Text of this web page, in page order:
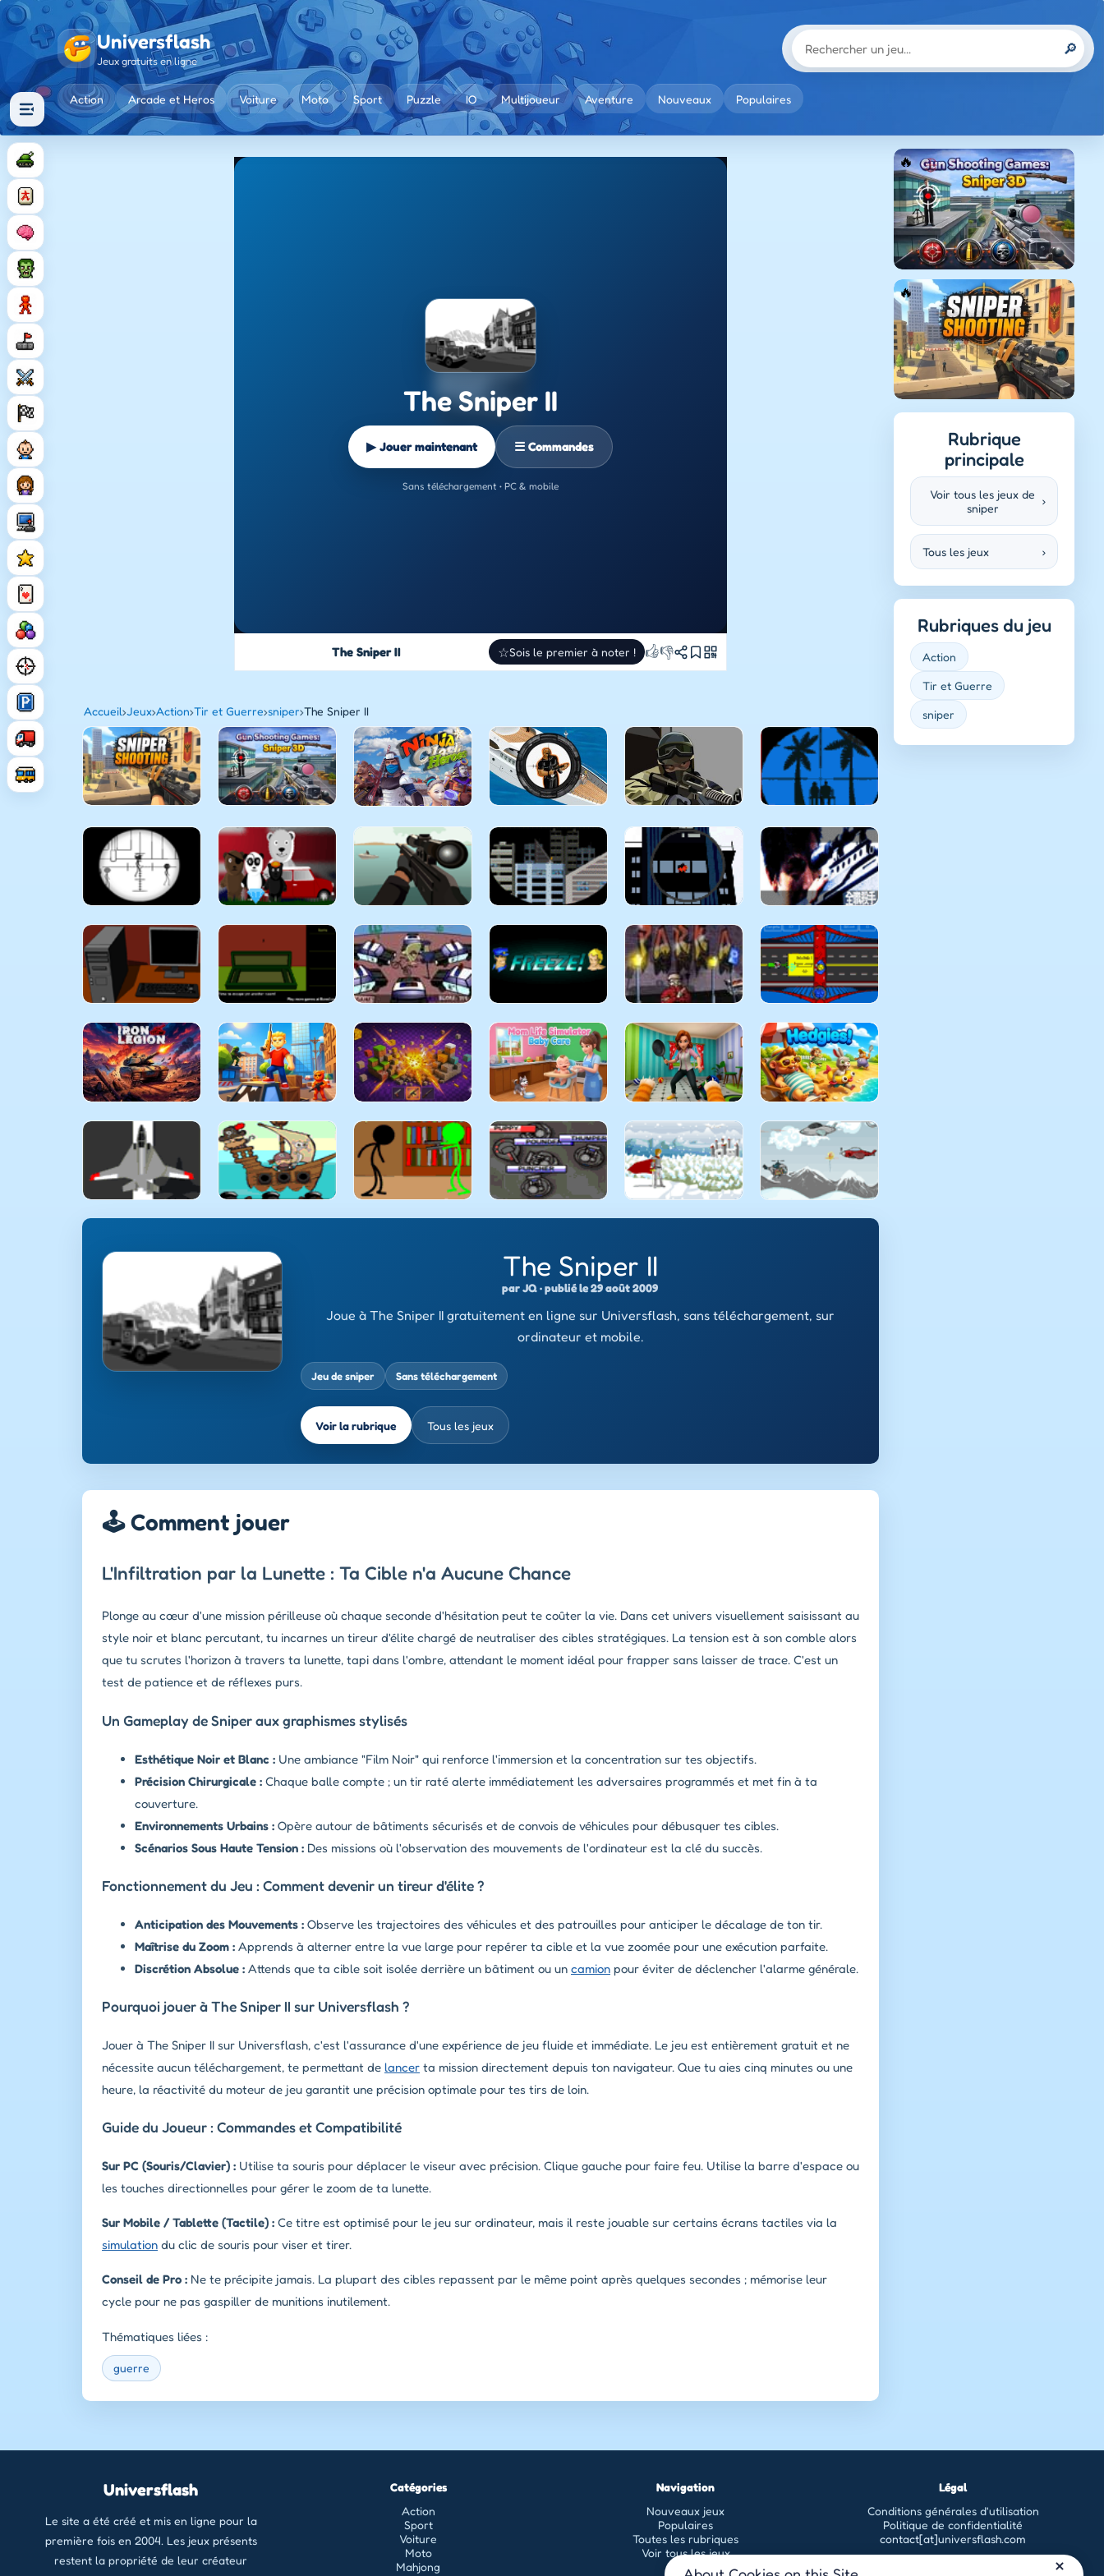
Universflash
Jeux gratuits en ligne
🔎
Action Arcade et Heros Voiture Moto Sport Puzzle IO Multijoueur Aventure Nouveaux Populaires
The Sniper II
▶ Jouer maintenant ☰ Commandes
Sans téléchargement • PC & mobile
The Sniper II ☆Sois le premier à noter ! 👍👎
Accueil›Jeux›Action›Tir et Guerre›sniper›The Sniper II
The Sniper II
par JQ · publié le 29 août 2009
Joue à The Sniper II gratuitement en ligne sur Universflash, sans téléchargement, sur
ordinateur et mobile.
Jeu de sniper Sans téléchargement
Voir la rubrique Tous les jeux
🕹️ Comment jouer
L'Infiltration par la Lunette : Ta Cible n'a Aucune Chance
Plonge au cœur d'une mission périlleuse où chaque seconde d'hésitation peut te coûter la vie. Dans cet univers visuellement saisissant au
style noir et blanc percutant, tu incarnes un tireur d'élite chargé de neutraliser des cibles stratégiques. La tension est à son comble alors
que tu scrutes l'horizon à travers ta lunette, tapi dans l'ombre, attendant le moment idéal pour frapper sans laisser de trace. C'est un
test de patience et de réflexes purs.
Un Gameplay de Sniper aux graphismes stylisés
Esthétique Noir et Blanc : Une ambiance "Film Noir" qui renforce l'immersion et la concentration sur tes objectifs.
Précision Chirurgicale : Chaque balle compte ; un tir raté alerte immédiatement les adversaires programmés et met fin à ta
couverture.
Environnements Urbains : Opère autour de bâtiments sécurisés et de convois de véhicules pour débusquer tes cibles.
Scénarios Sous Haute Tension : Des missions où l'observation des mouvements de l'ordinateur est la clé du succès.
Fonctionnement du Jeu : Comment devenir un tireur d'élite ?
Anticipation des Mouvements : Observe les trajectoires des véhicules et des patrouilles pour anticiper le décalage de ton tir.
Maîtrise du Zoom : Apprends à alterner entre la vue large pour repérer ta cible et la vue zoomée pour une exécution parfaite.
Discrétion Absolue : Attends que ta cible soit isolée derrière un bâtiment ou un camion pour éviter de déclencher l'alarme générale.
Pourquoi jouer à The Sniper II sur Universflash ?
Jouer à The Sniper II sur Universflash, c'est l'assurance d'une expérience de jeu fluide et immédiate. Le jeu est entièrement gratuit et ne
nécessite aucun téléchargement, te permettant de lancer ta mission directement depuis ton navigateur. Que tu aies cinq minutes ou une
heure, la réactivité du moteur de jeu garantit une précision optimale pour tes tirs de loin.
Guide du Joueur : Commandes et Compatibilité
Sur PC (Souris/Clavier) : Utilise ta souris pour déplacer le viseur avec précision. Clique gauche pour faire feu. Utilise la barre d'espace ou
les touches directionnelles pour gérer le zoom de ta lunette.
Sur Mobile / Tablette (Tactile) : Ce titre est optimisé pour le jeu sur ordinateur, mais il reste jouable sur certains écrans tactiles via la
simulation du clic de souris pour viser et tirer.
Conseil de Pro : Ne te précipite jamais. La plupart des cibles repassent par le même point après quelques secondes ; mémorise leur
cycle pour ne pas gaspiller de munitions inutilement.
Thématiques liées :
guerre
Rubrique
principale
Voir tous les jeux de
sniper
›
Tous les jeux ›
Rubriques du jeu
Action
Tir et Guerre
sniper
Universflash
Le site a été créé et mis en ligne pour la
première fois en 2004. Les jeux présents
restent la propriété de leur créateur
Catégories
Action
Sport
Voiture
Moto
Mahjong
Navigation
Nouveaux jeux
Populaires
Toutes les rubriques
Voir tous les jeux
Légal
Conditions générales d'utilisation
Politique de confidentialité
contact[at]universflash.com